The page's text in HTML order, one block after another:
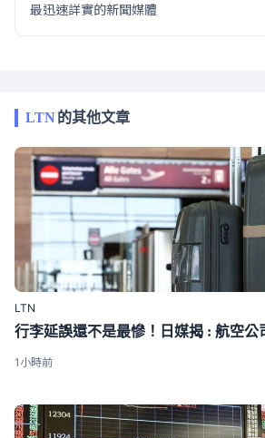
最迅速詳實的新聞媒體
LTN的其他文章
LTN
1小時前